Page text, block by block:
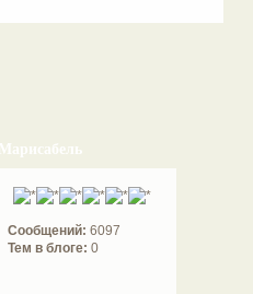
Марисабель
Сообщений: 6097
Тем в блоге: 0